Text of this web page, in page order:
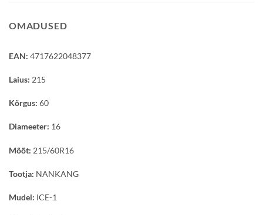
OMADUSED
EAN: 4717622048377
Laius: 215
Kõrgus: 60
Diameeter: 16
Mõõt: 215/60R16
Tootja: NANKANG
Mudel: ICE-1